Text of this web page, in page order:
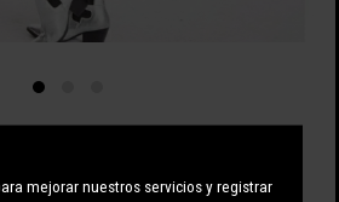
mejorar nuestros servicios y registrar